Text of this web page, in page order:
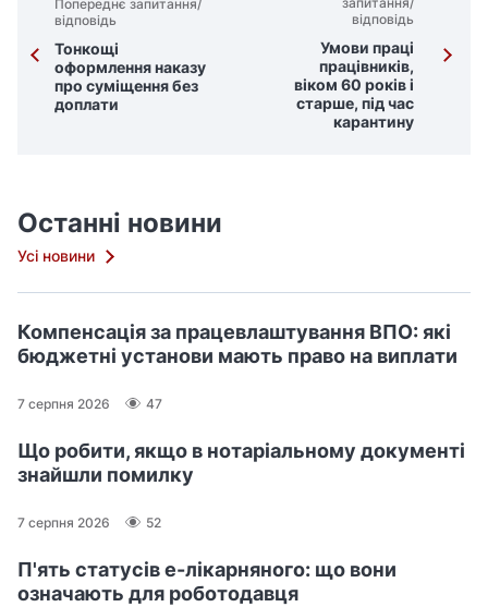
Попереднє запитання/
відповідь
Тонкощі
оформлення наказу
про суміщення без
доплати
відповідь
Умови праці
працівників,
віком 60 років і
старше, під час
карантину
Останні новини
Усі новини
Компенсація за працевлаштування ВПО: які
бюджетні установи мають право на виплати
7 серпня 2026 47
Що робити, якщо в нотаріальному документі
знайшли помилку
7 серпня 2026 52
П'ять статусів е-лікарняного: що вони
означають для роботодавця